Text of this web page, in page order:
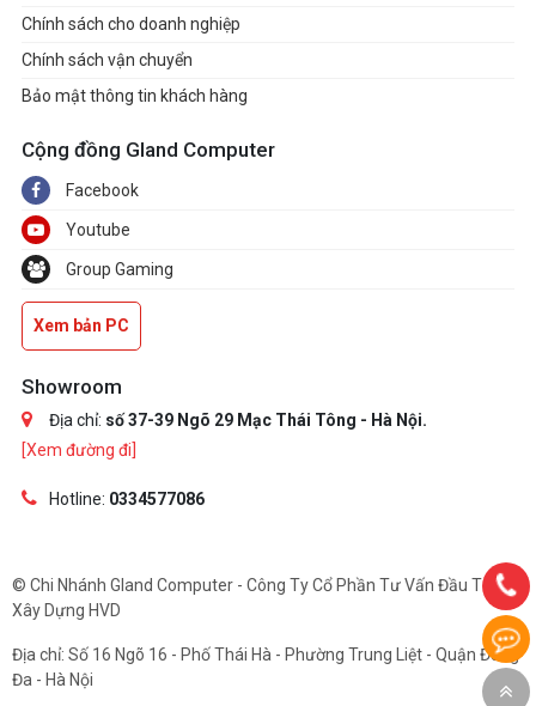
Chính sách cho doanh nghiệp
Chính sách vận chuyển
Bảo mật thông tin khách hàng
Cộng đồng Gland Computer
Facebook
Youtube
Group Gaming
Xem bản PC
Showroom
Địa chỉ: số 37-39 Ngõ 29 Mạc Thái Tông - Hà Nội.
[Xem đường đi]
Hotline: 0334577086
© Chi Nhánh Gland Computer - Công Ty Cổ Phần Tư Vấn Đầu Tư Và
Xây Dựng HVD
Địa chỉ: Số 16 Ngõ 16 - Phố Thái Hà - Phường Trung Liệt - Quận Đống
Đa - Hà Nội